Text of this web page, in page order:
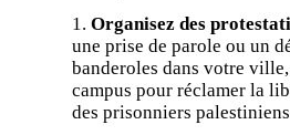
1. Organisez des
une prise de parole ou un
banderoles dans votre
campus pour réclamer la
des prisonniers